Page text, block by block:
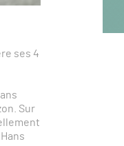
ses 4
Sur